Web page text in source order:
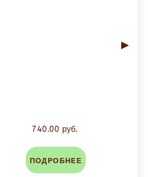
►
740.00 руб.
ПОДРОБНЕЕ